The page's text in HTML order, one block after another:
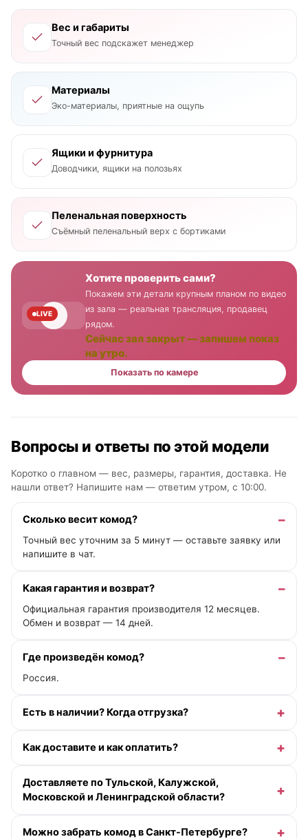
Вес и габариты
Точный вес подскажет менеджер
Материалы
Эко-материалы, приятные на ощупь
Ящики и фурнитура
Доводчики, ящики на полозьях
Пеленальная поверхность
Съёмный пеленальный верх с бортиками
LIVE
Хотите проверить сами?
Покажем эти детали крупным планом по видео
из зала — реальная трансляция, продавец
рядом.
Сейчас зал закрыт — запишем показ
на утро.
Показать по камере
Вопросы и ответы по этой модели
Коротко о главном — вес, размеры, гарантия, доставка. Не
нашли ответ? Напишите нам — ответим утром, с 10:00.
Сколько весит комод?
Точный вес уточним за 5 минут — оставьте заявку или
напишите в чат.
Какая гарантия и возврат?
Официальная гарантия производителя 12 месяцев.
Обмен и возврат — 14 дней.
Где произведён комод?
Россия.
Есть в наличии? Когда отгрузка?
Как доставите и как оплатить?
Доставляете по Тульской, Калужской,
Московской и Ленинградской области?
Можно забрать комод в Санкт-Петербурге?